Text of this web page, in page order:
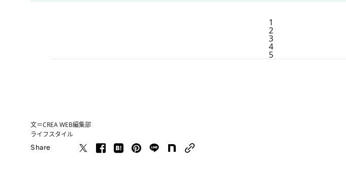
1
2
3
4
5
文＝CREA WEB編集部
ライフスタイル
Share